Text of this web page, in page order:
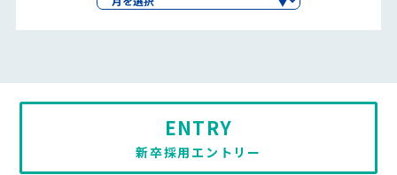
ENTRY
新卒採用エントリー